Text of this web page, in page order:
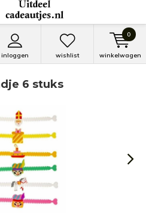
inloggen wishlist winkelwagen
0
6 stuks